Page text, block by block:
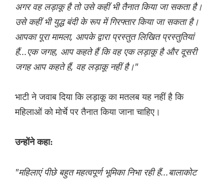
अगर वह लड़ाकू है तो उसे कहीं भी तैनात किया जा सकता है।
उसे कहीं भी युद्ध बंदी के रूप में गिरफ्तार किया जा सकता है।
आपका पूरा मामला, आपके द्वारा प्रस्तुत लिखित प्रस्तुतियां
हैं...एक जगह, आप कहते हैं कि वह एक लड़ाकू है और दूसरी
जगह आप कहते हैं, वह लड़ाकू नहीं है।"
भाटी ने जवाब दिया कि लड़ाकू का मतलब यह नहीं है कि
महिलाओं को मोर्चे पर तैनात किया जाना चाहिए।
उन्होंने कहा:
"महिलाएं पीछे बहुत महत्वपूर्ण भूमिका निभा रही हैं...बालाकोट